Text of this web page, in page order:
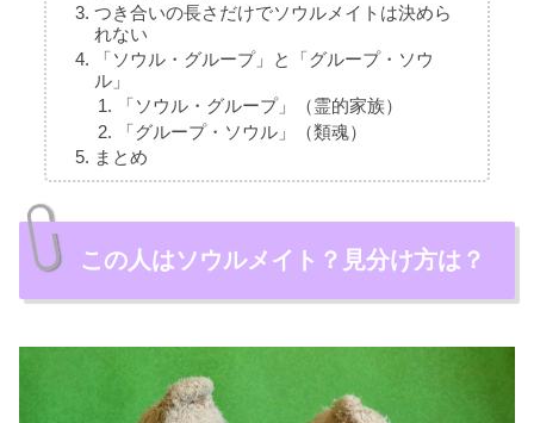
つき合いの長さだけでソウルメイトは決めら
れない
「ソウル・グループ」と「グループ・ソウ
ル」
「ソウル・グループ」（霊的家族）
「グループ・ソウル」（類魂）
まとめ
この人はソウルメイト？見分け方は？